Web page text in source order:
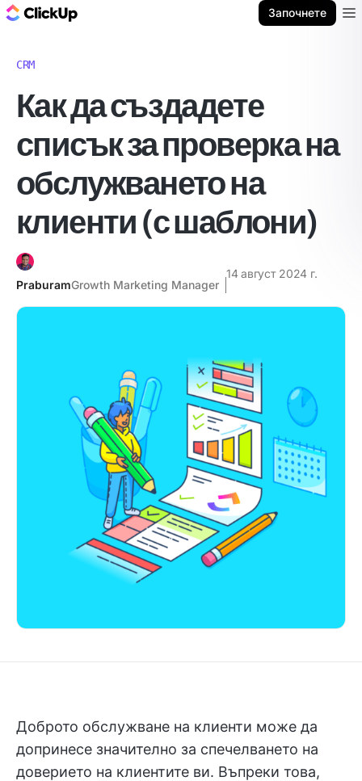
Започнете
CRM
Как да създадете
списък за проверка на
обслужването на
клиенти (с шаблони)
PraburamGrowth Marketing Manager
14 август 2024 г.
Доброто обслужване на клиенти може да
допринесе значително за спечелването на
доверието на клиентите ви. Въпреки това,